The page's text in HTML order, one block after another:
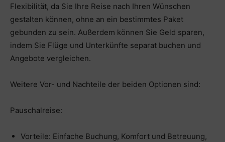
Flexibilität, da Sie Ihre Reise nach Ihren Wünschen
gestalten können, ohne an ein bestimmtes Paket
gebunden zu sein. Außerdem können Sie Geld sparen,
indem Sie Flüge und Unterkünfte separat buchen und
Angebote vergleichen.
Weitere Vor- und Nachteile der beiden Optionen sind:
Pauschalreise:
Vorteile: Einfache Buchung, Komfort und Betreuung,